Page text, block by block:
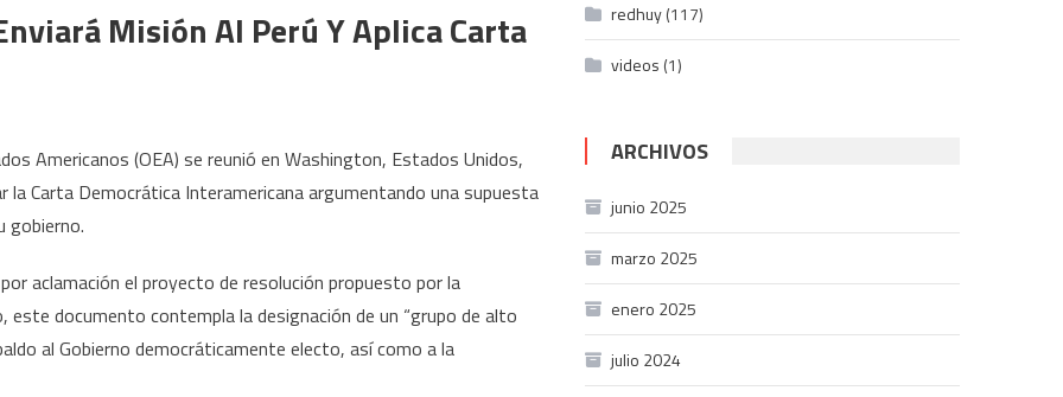
Misión Al Perú Y Aplica Carta
Americanos (OEA) se reunió en Washington, Estados Unidos,
la Carta Democrática Interamericana argumentando una supuesta
gobierno.
aclamación el proyecto de resolución propuesto por la
este documento contempla la designación de un “grupo de alto
al Gobierno democráticamente electo, así como a la
redhuy(117)
videos (1)
ARCHIVOS
junio 2025
marzo 2025
enero 2025
julio 2024